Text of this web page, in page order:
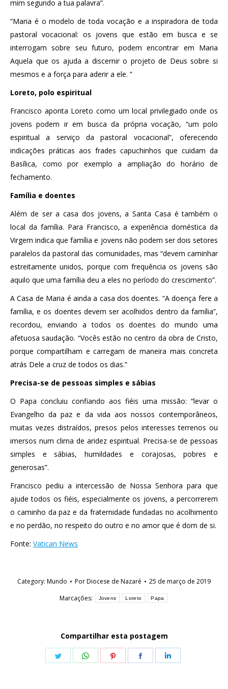
mim segundo a tua palavra”.
“Maria é o modelo de toda vocação e a inspiradora de toda
pastoral vocacional: os jovens que estão em busca e se
interrogam sobre seu futuro, podem encontrar em Maria
Aquela que os ajuda a discernir o projeto de Deus sobre si
mesmos e a força para aderir a ele. ”
Loreto, polo espiritual
Francisco aponta Loreto como um local privilegiado onde os
jovens podem ir em busca da própria vocação, “um polo
espiritual a serviço da pastoral vocacional”, oferecendo
indicações práticas aos frades capuchinhos que cuidam da
Basílica, como por exemplo a ampliação do horário de
fechamento.
Família e doentes
Além de ser a casa dos jovens, a Santa Casa é também o
local da família. Para Francisco, a experiência doméstica da
Virgem indica que família e jovens não podem ser dois setores
paralelos da pastoral das comunidades, mas “devem caminhar
estreitamente unidos, porque com frequência os jovens são
aquilo que uma família deu a eles no período do crescimento”.
A Casa de Maria é ainda a casa dos doentes. “A doença fere a
família, e os doentes devem ser acolhidos dentro da família”,
recordou, enviando a todos os doentes do mundo uma
afetuosa saudação. “Vocês estão no centro da obra de Cristo,
porque compartilham e carregam de maneira mais concreta
atrás Dele a cruz de todos os dias.”
Precisa-se de pessoas simples e sábias
O Papa concluiu confiando aos fiéis uma missão: “levar o
Evangelho da paz e da vida aos nossos contemporâneos,
muitas vezes distraídos, presos pelos interesses terrenos ou
imersos num clima de aridez espiritual. Precisa-se de pessoas
simples e sábias, humildades e corajosas, pobres e
generosas”.
Francisco pediu a intercessão de Nossa Senhora para que
ajude todos os fiéis, especialmente os jovens, a percorrerem
o caminho da paz e da fraternidade fundadas no acolhimento
e no perdão, no respeito do outro e no amor que é dom de si.
Fonte: Vatican News
Category: Mundo PorDiocese de Nazaré
25 de março de 2019
Marcações:
Jovens Loreto Papa
Compartilhar esta postagem
Share
Share
Share
Share